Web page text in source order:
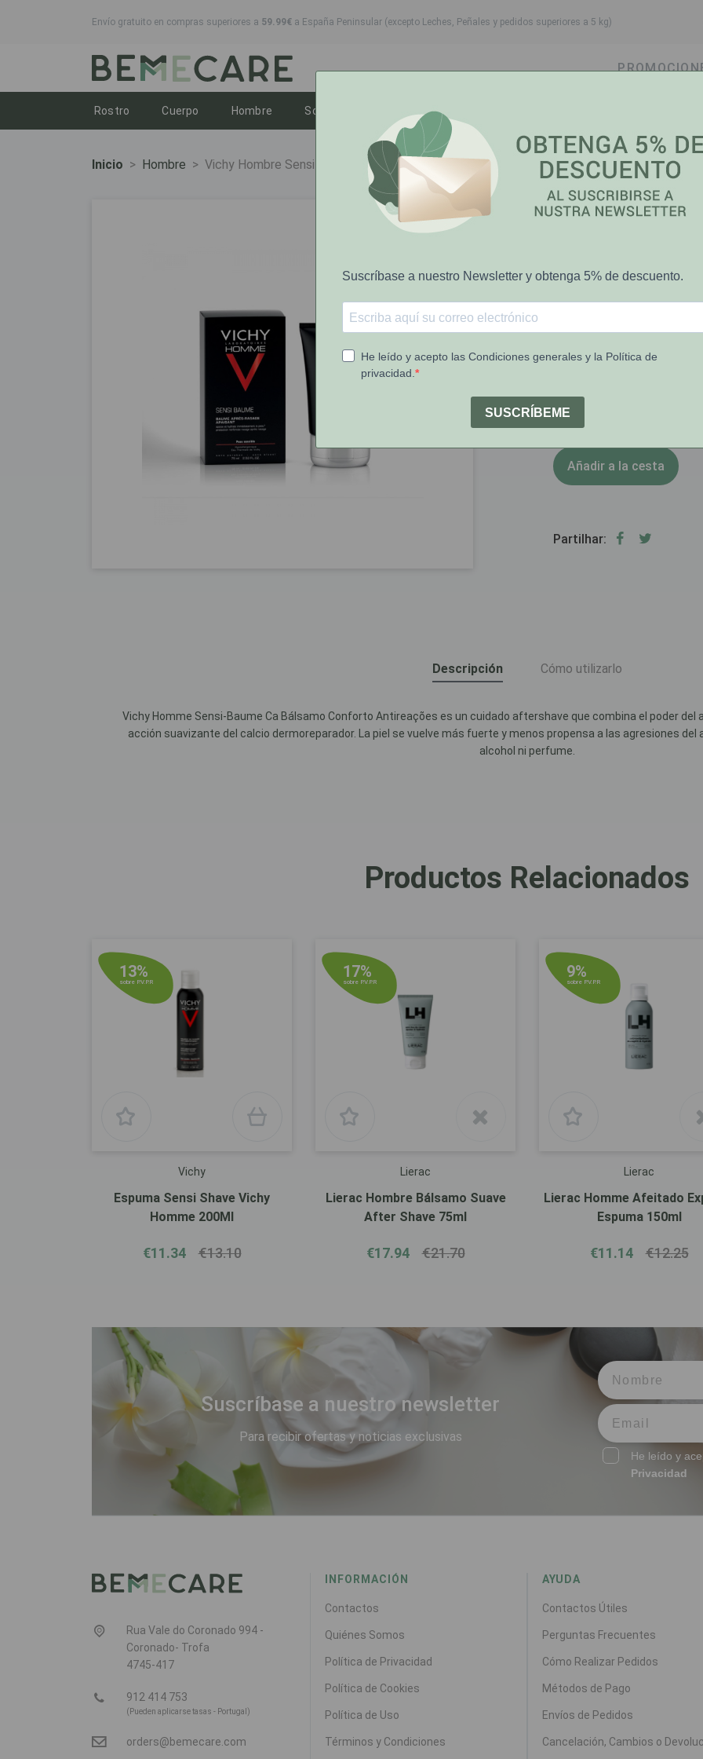
Envío gratuito en compras superiores a 59.99€ a España Peninsular (excepto Leches, Peñales y pedidos superiores a 5 kg)
Rostro Toggle dropdown
Cuerpo Toggle dropdown
Hombre Toggle dropdown
Solares Toggle dropdownToggle dropdown
Inicio Hombre Vichy Hombre Sensi Bals Miner 75Ml.
17%
Vichy
Vichy
€20.12
El precio tachado representa el
[COD 6862508]
Añadir a la cesta
Partilhar:
Descripción Cómo utilizarlo
Vichy Homme Sensi-Baume Ca Bálsamo Conforto Antireações es un cuidado aftershave que combina el poder
acción suavizante del calcio dermoreparador. La piel se vuelve más fuerte y menos propensa a las agresiones
alcohol ni perfume.
Productos Relacionados
13%
sobre P.V.P.R
Vichy
Espuma Sensi Shave Vichy
Homme 200Ml
€11.34 €13.10
17%
sobre P.V.P.R
Lierac
Lierac Hombre Bálsamo Suave
After Shave 75ml
€17.94 €21.70
9%
sobre P.V.P.R
Lierac
Lierac Homme Afeitado
Espuma 150ml
€11.14 €12.25
Suscríbase a nuestro newsletter
Para recibir ofertas y noticias exclusivas
He leído y
Privacidad
Rua Vale do Coronado 994 -
Coronado- Trofa
4745-417
912 414 753
(Pueden aplicarse tasas - Portugal)
orders@bemecare.com
INFORMACIÓN
Contactos
Quiénes Somos
Política de Privacidad
Política de Cookies
Política de Uso
Términos y Condiciones
AYUDA
Contactos Útiles
Perguntas Frecuentes
Cómo Realizar Pedidos
Métodos de Pago
Envíos de Pedidos
Cancelación, Cambios o